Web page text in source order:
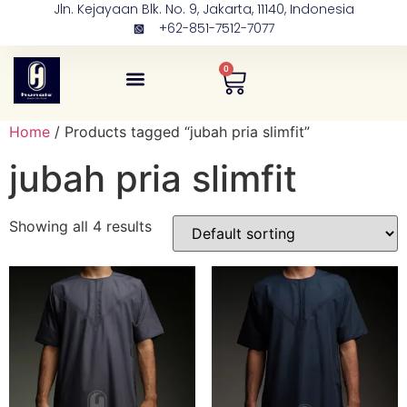
Jln. Kejayaan Blk. No. 9, Jakarta, 11140, Indonesia
+62-851-7512-7077
0
Home / Products tagged “jubah pria slimfit”
jubah pria slimfit
Showing all 4 results